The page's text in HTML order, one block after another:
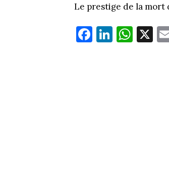
Le prestige de la mort
Fa
ce
Li
nk
W
ha
X